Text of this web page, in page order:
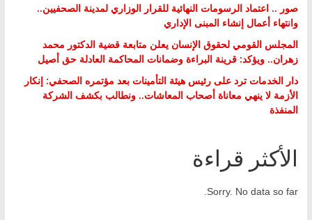
صور .. اعتماد الرسومات النهائية للقرار الوزاري لمدينة الصحفيين..
وانتهاء أعمال إنشاء المبنى الإداري
المجلس القومي لحقوق الإنسان يعلن متابعة قضية الدكتور محمد
زهران.. ويؤكد: قرينة البراءة وضمانات المحاكمة العادلة حق أصيل
دار الخدمات ترد على رئيس هيئة التأمينات بعد مؤتمره الصحفي: إنكار
الأزمة لا ينهي معاناة أصحاب المعاشات.. ونطالب بكشف الشركة
المنفذة
الأكثر قراءة
Sorry. No data so far.